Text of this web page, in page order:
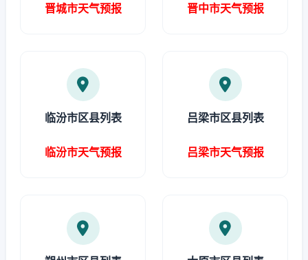
晋城市天气预报 晋中市天气预报
临汾市区县列表
临汾市天气预报
吕梁市区县列表
吕梁市天气预报